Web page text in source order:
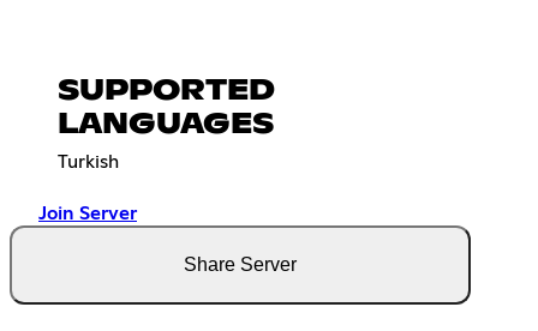
SUPPORTED
LANGUAGES
Turkish
Join Server
Share Server